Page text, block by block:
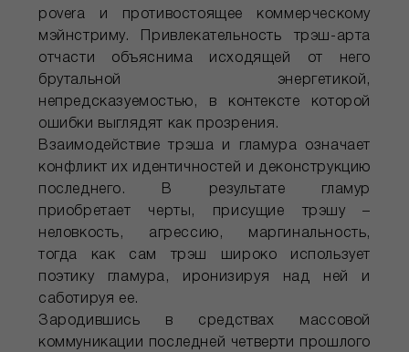
povera и противостоящее коммерческому
мэйнстриму. Привлекательность трэш-арта
отчасти объяснима исходящей от него
брутальной энергетикой,
непредсказуемостью, в контексте которой
ошибки выглядят как прозрения.
Взаимодействие трэша и гламура означает
конфликт их идентичностей и деконструкцию
последнего. В результате гламур
приобретает черты, присущие трэшу –
неловкость, агрессию, маргинальность,
тогда как сам трэш широко использует
поэтику гламура, иронизируя над ней и
саботируя ее.
Зародившись в средствах массовой
коммуникации последней четверти прошлого